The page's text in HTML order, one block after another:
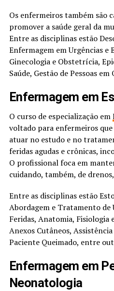
Os enfermeiros também são
promover a saúde geral da
Entre as disciplinas estão
Enfermagem em Urgências e
Ginecologia e Obstetrícia,
Saúde, Gestão de Pessoas
Enfermagem em
O curso de especialização em
voltado para enfermeiros
atuar no estudo e no
feridas agudas e crônicas,
O profissional foca em
cuidando, também, de
Entre as disciplinas estão
Abordagem e Tratamento de
Feridas, Anatomia, Fisiologia
Anexos Cutâneos,
Paciente Queimado, entre
Enfermagem em
Neonatologia